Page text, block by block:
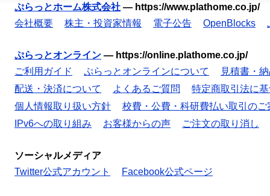
ぷらっとホーム株式会社 — https://www.plathome.co.jp/
会社概要
株主・投資家情報 電子公告 OpenBlocks
ぷらっとオンライン — https://online.plathome.co.jp/
ご利用ガイド
ぷらっとオンラインについて
見積書・
配送・決済について
よくあるご質問
特定商取引法に
個人情報取り扱い方針
校費・公費・科研費払い取引のご
IPv6への取り組み
お客様からの声 ご注文の取り消し
ソーシャルメディア
Twitter公式アカウント
Facebook公式ページ